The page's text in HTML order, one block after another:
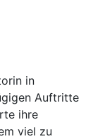
in
Auftritte
ihre
viel zu